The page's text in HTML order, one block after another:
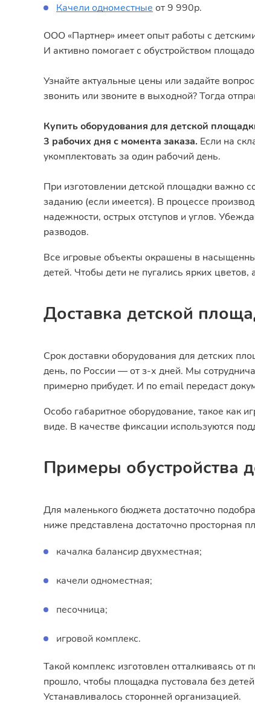
Качели одноместные от 9 990р.
ООО «Партнер» имеет опыт работы с
И активно помогает с обустройством
Узнайте актуальные цены или задайте
звонить или звоните в выходной? Тогда
Купить оборудования для детской
3 рабочих дня с момента заказа. Если на
укомплектовать за один рабочий день.
При изготовлении детской площадки важно
заданию (если имеется). В процессе
надежности, острых отступов и углов.
разводов.
Все игровые объекты окрашены в
детей. Чтобы дети не пугались ярких
Доставка детской
Срок доставки оборудования для детских
день, по России — от з-х дней. Мы
примерно прибудет. И по email передаст
Особо габаритное оборудование, такое как
виде. В качестве фиксации используются
Примеры обустройства
Для маленького бюджета достаточно
ниже представлена достаточно
качалка балансир двухместная;
качели одноместная;
песочница;
игровой комплекс.
Такой комплекс изготовлен отталкиваясь
прошло, чтобы площадка пустовала без
Устанавливалось сторонней организацией.